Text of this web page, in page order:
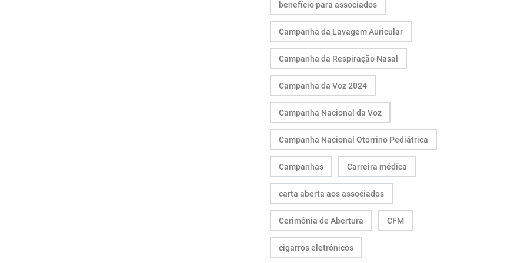
benefício para associados
Campanha da Lavagem Auricular
Campanha da Respiração Nasal
Campanha da Voz 2024
Campanha Nacional da Voz
Campanha Nacional Otorrino Pediátrica
Campanhas Carreira médica
carta aberta aos associados
Cerimônia de Abertura CFM
cigarros eletrônicos